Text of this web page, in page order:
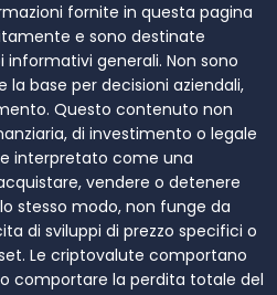
fornite in questa pagina
e sono destinate
generali. Non sono
base per decisioni aziendali,
Questo contenuto non
di investimento o legale
interpretato come una
vendere o detenere
stesso modo, non funge da
di sviluppi di prezzo specifici o
Le criptovalute comportano
comportare la perdita totale del